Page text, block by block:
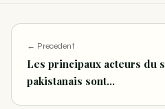
← Precedent
Les principaux acteurs du
pakistanais sont…